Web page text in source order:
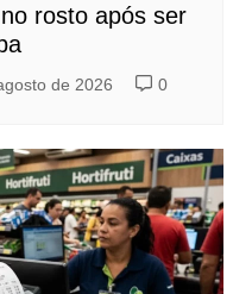
rosto após ser
de 2026 0